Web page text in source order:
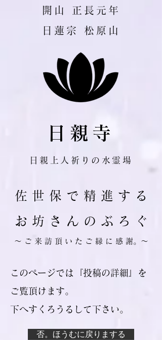
​開山 正長元年
日蓮宗 松原山
日親寺
日親上人祈りの水霊場
佐 世 保 で 精 進 す る
お 坊 さ ん の ぶ ろ ぐ
​～ ご 来 訪 頂 い た ご 縁 に 感 謝。～
このページでは『投稿の詳細』を
ご覧頂けます。
​下へすくろうるして下さい。
否。ほうむに戻りまする